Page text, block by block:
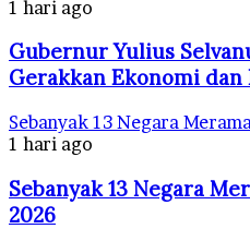
1 hari ago
Gubernur Yulius
Gerakkan Ekonomi dan
Sebanyak 13 Negara
1 hari ago
Sebanyak 13 Negara
2026